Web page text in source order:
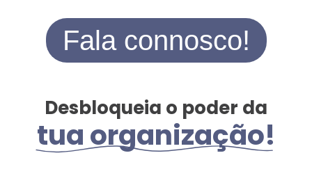
Fala connosco!
Desbloqueia o poder da
tua organização!